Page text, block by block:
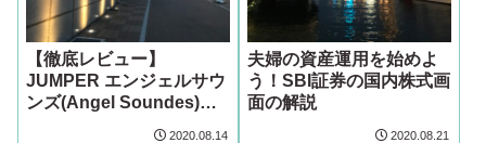
【徹底レビュー】
JUMPER エンジェルサウ
ンズ(Angel Soundes)
2020.08.14
夫婦の資産運用を始めよ
う！SBI証券の国内株式画
面の解説
2020.08.21